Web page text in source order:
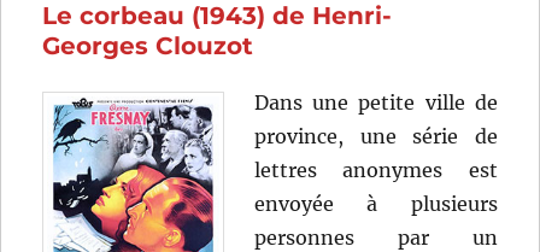
Henri
Decoin
Le corbeau (1943) de Henri-
Georges Clouzot
Dans une petite ville de
province, une série de
lettres anonymes est
envoyée à plusieurs
personnes par un